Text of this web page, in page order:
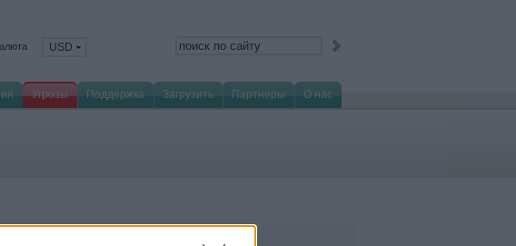
USD
Угрозы Поддержка Загрузить Партнеры О нас